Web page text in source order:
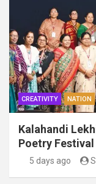
CREATIVITY NATION
Kalahandi
Poetry Festival
5 days ago